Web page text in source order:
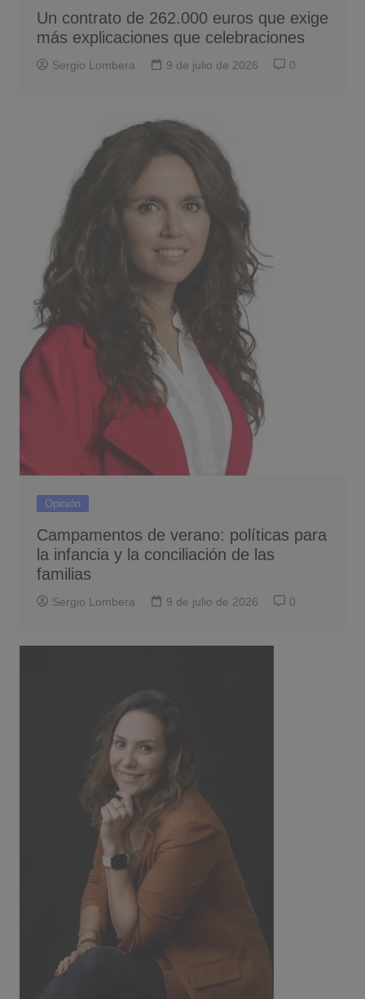
Un contrato de 262.000 euros que exige
más explicaciones que celebraciones
Sergio Lombera 9 de julio de 2026 0
Opinión
Campamentos de verano: políticas para
la infancia y la conciliación de las
familias
Sergio Lombera 9 de julio de 2026 0